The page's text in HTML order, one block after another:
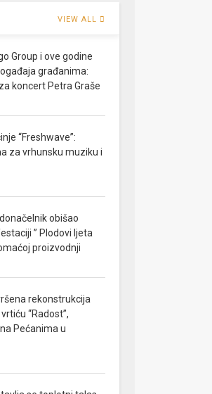
VIEW ALL
Group i ove godine
građanima:
koncert Petra Graše
“Freshwave”:
za vrhunsku muziku i
obišao
” Plodovi ljeta
proizvodnji
rekonstrukcija
“Radost”,
Pećanima u